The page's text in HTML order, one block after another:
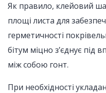
Як правило, клейовий
площі листа для
герметичності
бітум міцно з’єднує під
між собою гонт.
При необхідності